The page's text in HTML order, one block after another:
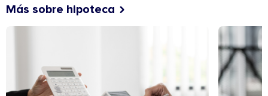
Más sobre hipoteca